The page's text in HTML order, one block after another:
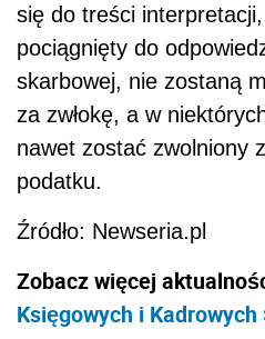
się do treści
pociągnięty do
skarbowej, nie zostaną
za zwłokę, a w
nawet zostać zwolniony
podatku.
Źródło: Newseria.pl
Zobacz więcej
Księgowych i Kadrowych